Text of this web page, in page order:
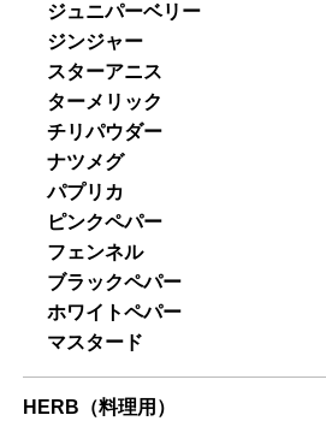
ジュニパーベリー
ジンジャー
スターアニス
ターメリック
チリパウダー
ナツメグ
パプリカ
ピンクペパー
フェンネル
ブラックペパー
ホワイトペパー
マスタード
HERB（料理用）